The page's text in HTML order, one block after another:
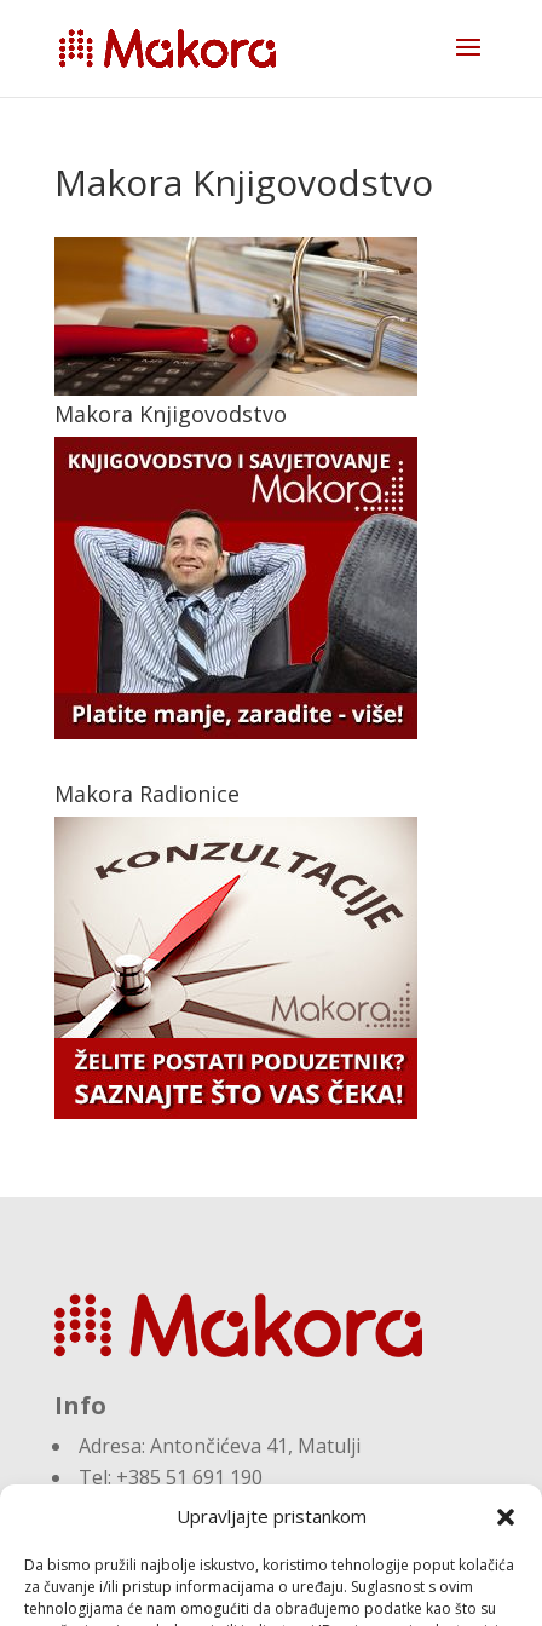
Upravljajte pristankom
Da bismo pružili najbolje iskustvo, koristimo tehnologije poput kolačića
za čuvanje i/ili pristup informacijama o uređaju. Suglasnost s ovim
tehnologijama će nam omogućiti da obrađujemo podatke kao što su
Makora Knjigovodstvo
Makora Knjigovodstvo
Makora Radionice
Info
Adresa: Antončićeva 41, Matulji
Tel: +385 51 691 190
Email:knjigovodstvo@makora.hr
Dokumenti